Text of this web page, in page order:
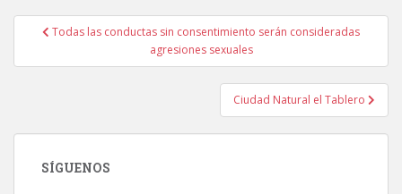
Navegación de entradas
Todas las conductas sin consentimiento serán consideradas
agresiones sexuales
Ciudad Natural el Tablero
SÍGUENOS